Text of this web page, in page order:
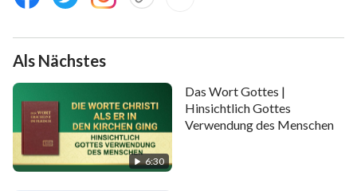
Als Nächstes
6:30
Das Wort Gottes |
Hinsichtlich Gottes
Verwendung des Menschen